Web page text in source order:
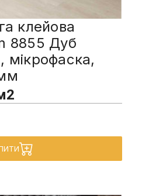
клейова
8855 Дуб
мікрофаска,